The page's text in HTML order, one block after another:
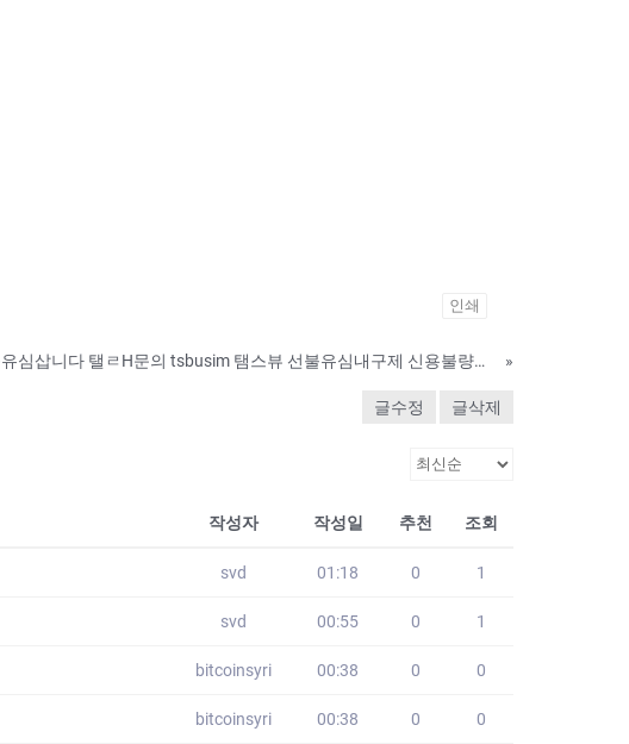
인쇄
유심선불유심삽니다 탤ㄹH문의 tsbusim 탬스뷰 선불유심내구제 신용불량자연체자대출 돈버는앱테크 단양군 당일 소액 내구제 가능한 곳 GGV »
글수정 글삭제
작성자 작성일 추천 조회
svd 01:18 0 1
svd 00:55 0 1
bitcoinsyri 00:38 0 0
bitcoinsyri 00:38 0 0